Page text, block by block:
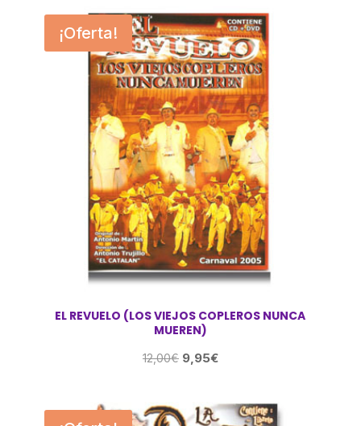
¡Oferta!
EL REVUELO (LOS VIEJOS COPLEROS NUNCA
MUEREN)
12,00€ El
era:
9,95€El
es: